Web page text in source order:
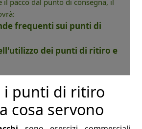
il pacco dal punto di consegna, il
frequenti sui punti di
dei punti di ritiro e
i punti di ritiro
cosa servono